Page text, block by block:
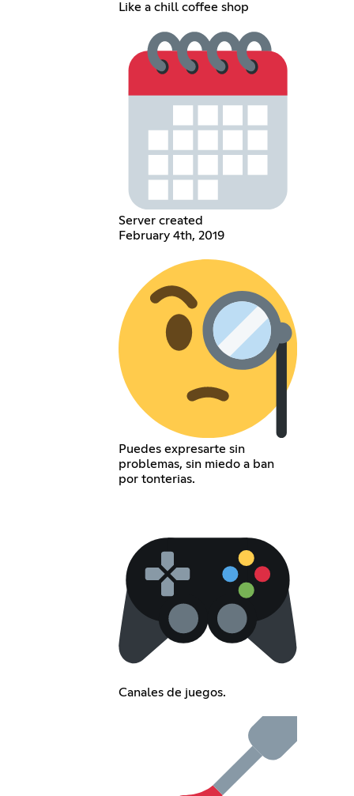
Like a chill coffee shop
Server created
February 4th, 2019
Puedes expresarte sin
problemas, sin miedo a ban
por tonterias.
Canales de juegos.